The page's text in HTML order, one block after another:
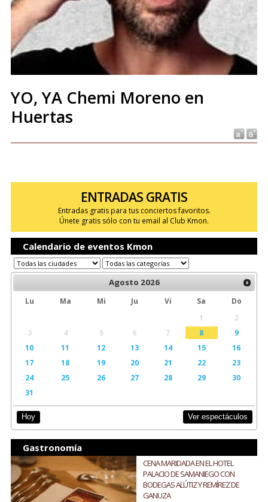
YO, YA Chemi Moreno en
Huertas
ENTRADAS GRATIS
Entradas gratis para tus conciertos favoritos.
Únete gratis sólo con tu email al Club Kmon.
Calendario de eventos Kmon
Agosto 2026
Lu Ma Mi Ju Vi Sa
Do
1
2
3
4 5 6 7 8
9
10
11 12 13 14 15
16
17
18 19 20 21 22
23
24
25 26 27 28 29
30
31
Hoy Ver espectáculos
Gastronomía
CENA MARIDADA EN EL HOTEL
PALACIO DE SAMANIEGO CON
BODEGAS ALÚTIZ Y REMÍREZ DE
GANUZA